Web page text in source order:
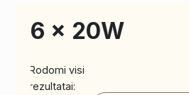
6 x 20W
Rodomi visi
rezultatai: